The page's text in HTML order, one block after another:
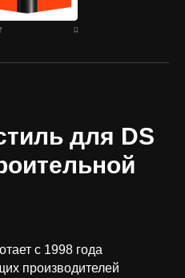
для DS
с 1998 года
производителей